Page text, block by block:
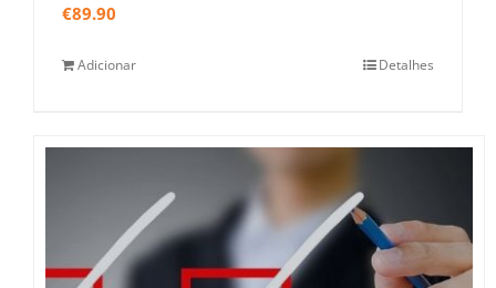
€89.90
Adicionar Detalhes